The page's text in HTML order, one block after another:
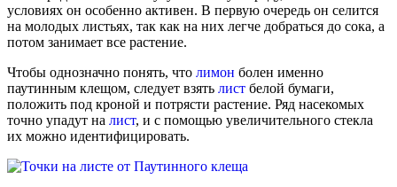
условиях он особенно активен. В первую очередь он селится
на молодых листьях, так как на них легче добраться до сока, а
потом занимает все растение.
Чтобы однозначно понять, что лимон болен именно
паутинным клещом, следует взять лист белой бумаги,
положить под кроной и потрясти растение. Ряд насекомых
точно упадут на лист, и с помощью увеличительного стекла
их можно идентифицировать.